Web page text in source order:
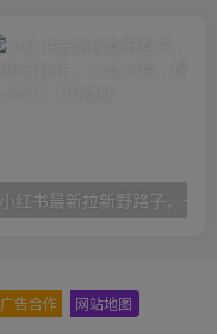
广告合作 网站地图